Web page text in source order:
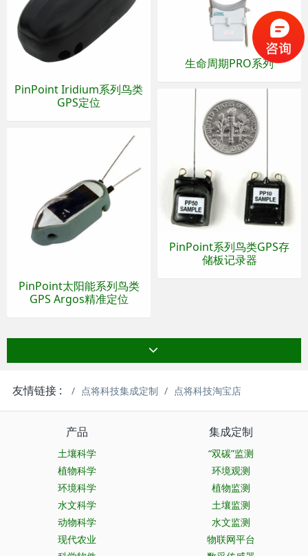
生命周期PRO系列
PinPoint Iridium系列鸟类
GPS定位
PinPoint系列鸟类GPS存
储板记录器
PinPoint太阳能系列鸟类
GPS Argos精准定位
友情链接 : 点将科技集成定制 点将科技淘宝店
产品
土壤科学
植物科学
环境科学
水文科学
动物科学
现代农业
集成定制
“双碳”监测
环境观测
植物监测
土壤监测
水文监测
物联网平台